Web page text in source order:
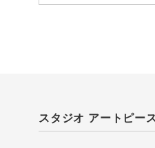
スタジオ アートピー